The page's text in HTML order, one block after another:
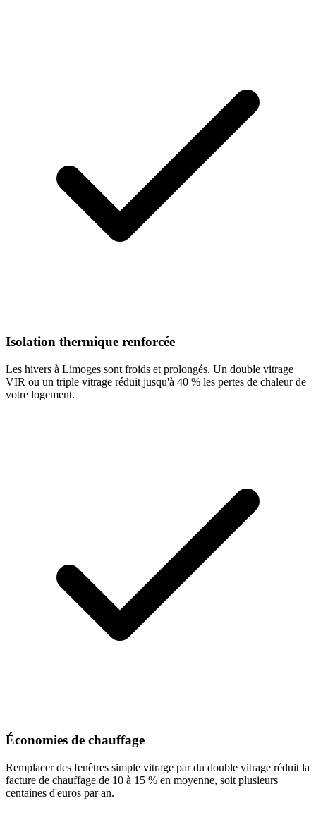
Isolation thermique renforcée
Les hivers à Limoges sont froids et prolongés. Un double vitrage
VIR ou un triple vitrage réduit jusqu'à 40 % les pertes de chaleur de
votre logement.
Économies de chauffage
Remplacer des fenêtres simple vitrage par du double vitrage réduit la
facture de chauffage de 10 à 15 % en moyenne, soit plusieurs
centaines d'euros par an.